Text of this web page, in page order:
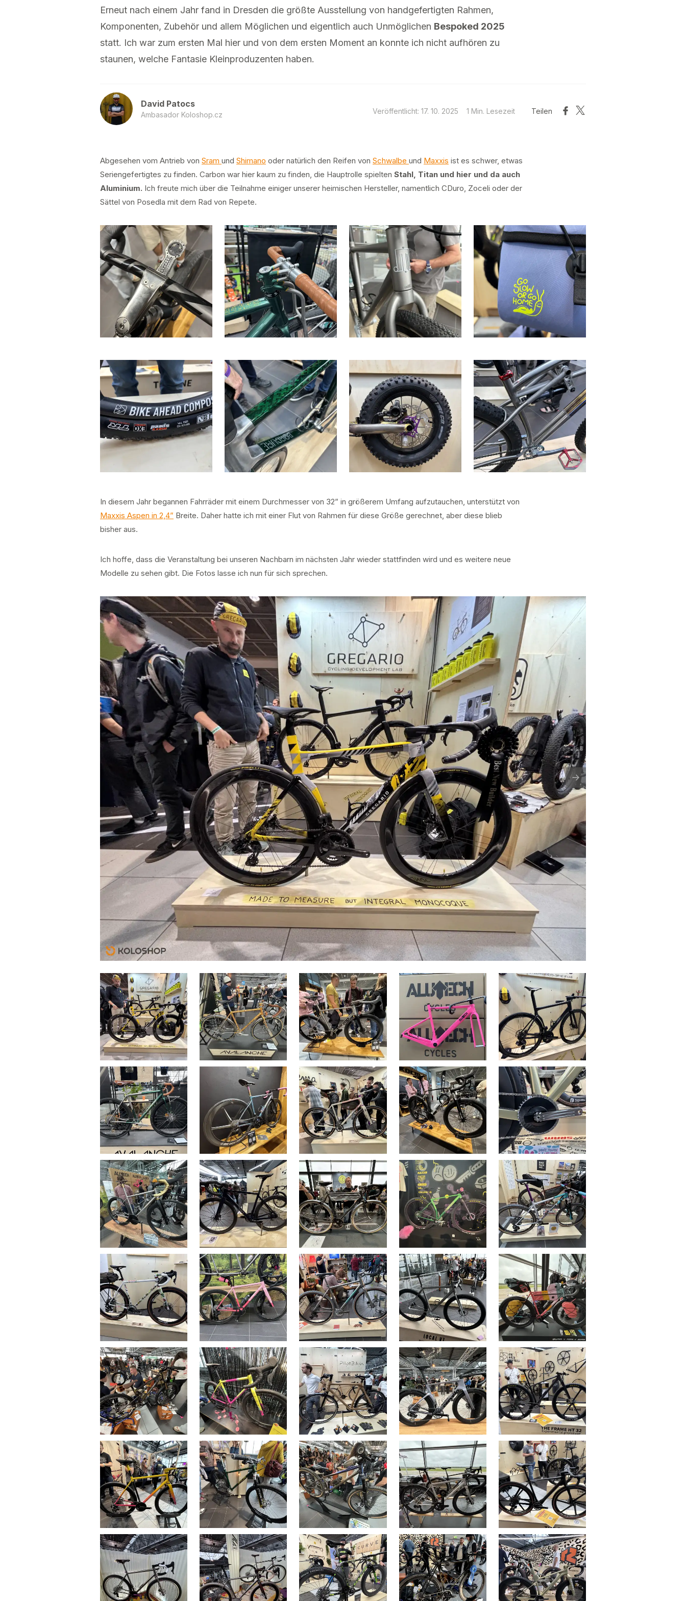
Erneut nach einem Jahr fand in Dresden die größte Ausstellung von handgefertigten Rahmen,
Komponenten, Zubehör und allem Möglichen und eigentlich auch Unmöglichen Bespoked 2025
statt. Ich war zum ersten Mal hier und von dem ersten Moment an konnte ich nicht aufhören zu
staunen, welche Fantasie Kleinproduzenten haben.
David Patocs
Ambasador Koloshop.cz Veröffentlicht: 17. 10. 2025 1 Min. Lesezeit Teilen
Abgesehen vom Antrieb von Sram und Shimano oder natürlich den Reifen von Schwalbe und Maxxis ist es schwer, etwas
Seriengefertigtes zu finden. Carbon war hier kaum zu finden, die Hauptrolle spielten Stahl, Titan und hier und da auch
Aluminium. Ich freute mich über die Teilnahme einiger unserer heimischen Hersteller, namentlich CDuro, Zoceli oder der
Sättel von Posedla mit dem Rad von Repete.
In diesem Jahr begannen Fahrräder mit einem Durchmesser von 32” in größerem Umfang aufzutauchen, unterstützt von
Maxxis Aspen in 2,4” Breite. Daher hatte ich mit einer Flut von Rahmen für diese Größe gerechnet, aber diese blieb
bisher aus.
Ich hoffe, dass die Veranstaltung bei unseren Nachbarn im nächsten Jahr wieder stattfinden wird und es weitere neue
Modelle zu sehen gibt. Die Fotos lasse ich nun für sich sprechen.